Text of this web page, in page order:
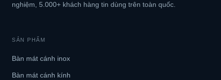
nghiệm, 5.000+ khách hàng tin dùng trên toàn quốc.
SẢN PHẨM
Bàn mát cánh inox
Bàn mát cánh kính